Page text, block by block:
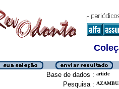
Base de dados : article
Pesquisa :